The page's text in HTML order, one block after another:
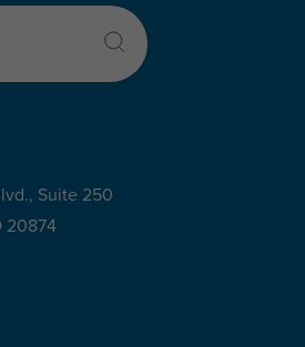
Suite 250
20874